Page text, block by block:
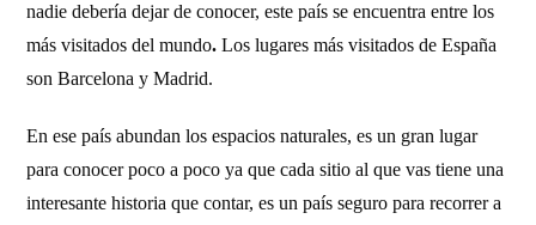
nadie debería dejar de conocer, este país se encuentra entre los
más visitados del mundo.Los lugares más visitados de España
son Barcelona y Madrid.
En ese país abundan los espacios naturales, es un gran lugar
para conocer poco a poco ya que cada sitio al que vas tiene una
interesante historia que contar, es un país seguro para recorrer a